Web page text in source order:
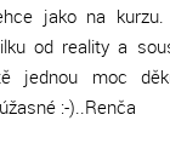
jako na
od reality a
jednou moc
:-)..Renča